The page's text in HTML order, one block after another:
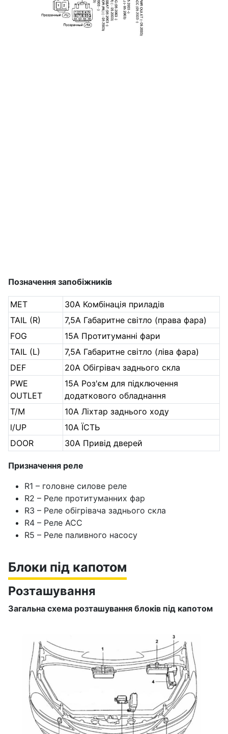
Позначення запобіжників
MET
30A Комбінація приладів
TAIL (R)
7,5A Габаритне світло (права фара)
FOG
15A Протитуманні фари
TAIL (L)
7,5A Габаритне світло (ліва фара)
DEF
20A Обігрівач заднього скла
PWE
OUTLET
15A Роз'єм для підключення
додаткового обладнання
T/M
10A Ліхтар заднього ходу
l/UP
10A ЇСТЬ
DOOR
30A Привід дверей
Призначення реле
R1 – головне силове реле
R2 – Реле протитуманних фар
R3 – Реле обігрівача заднього скла
R4 – Реле АСС
R5 – Реле паливного насосу
Блоки під капотом
Розташування
Загальна схема розташування блоків під капотом